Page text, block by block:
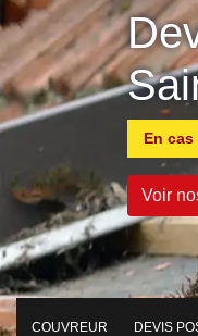
En
Voir
COUVREUR
DEVIS